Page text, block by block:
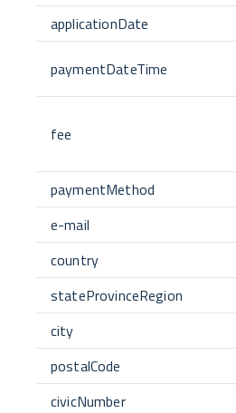
applicationDate
paymentDateTime
fee
paymentMethod
e-mail
country
stateProvinceRegion
city
postalCode
civicNumber